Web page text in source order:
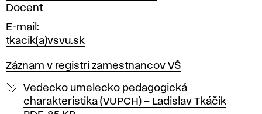
Pozícia
Docent
E-mail
tkacik(a)vsvu.sk
Záznam v registri zamestnancov VŠ
Vedecko umelecko pedagogická
charakteristika (VUPCH) – Ladislav Tkáčik